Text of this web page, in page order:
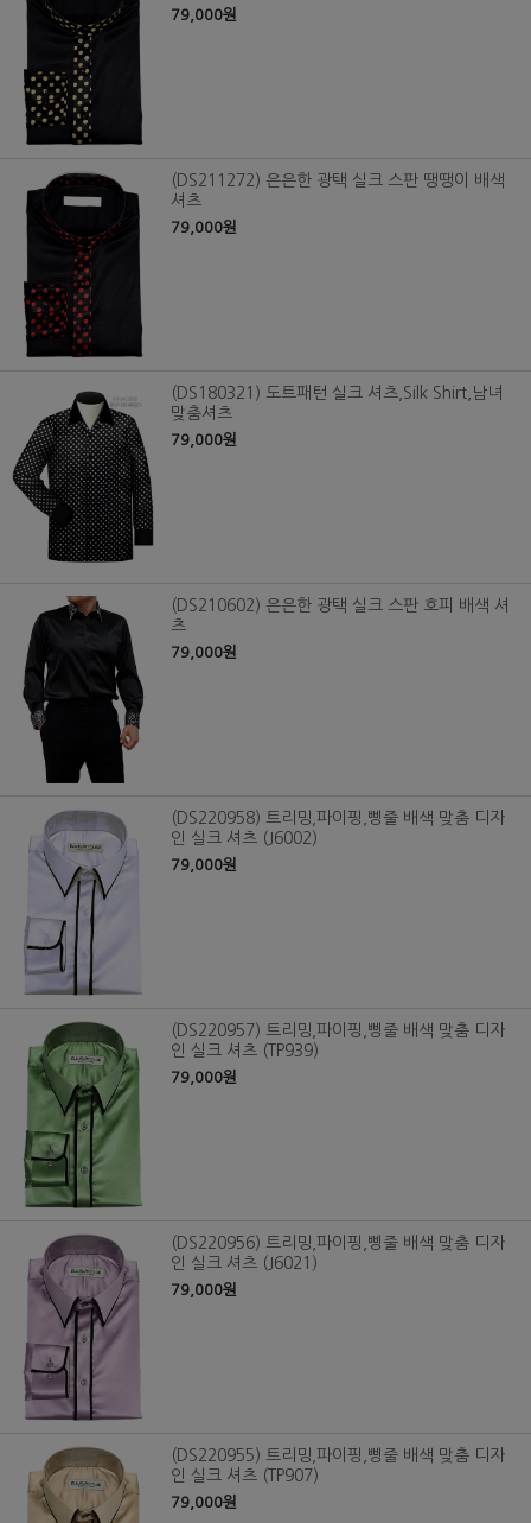
79,000원
(DS211272) 은은한 광택 실크 스판 땡땡이 배색
셔츠
79,000원
(DS180321) 도트패턴 실크 셔츠,Silk Shirt,남녀
맞춤셔츠
79,000원
(DS210602) 은은한 광택 실크 스판 호피 배색 셔
츠
79,000원
(DS220958) 트리밍,파이핑,삥줄 배색 맞춤 디자
인 실크 셔츠 (J6002)
79,000원
(DS220957) 트리밍,파이핑,삥줄 배색 맞춤 디자
인 실크 셔츠 (TP939)
79,000원
(DS220956) 트리밍,파이핑,삥줄 배색 맞춤 디자
인 실크 셔츠 (J6021)
79,000원
(DS220955) 트리밍,파이핑,삥줄 배색 맞춤 디자
인 실크 셔츠 (TP907)
79,000원